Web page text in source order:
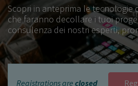
Scopri in anteprima le tecnologie
che faranno decollare i tuoi
consulenza dei nostri esperti,
Registrations are closed